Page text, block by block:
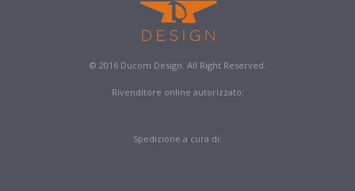
© 2016 Ducom Design. All Right Reserved.
Rivenditore online autorizzato:
Spedizione a cura di: